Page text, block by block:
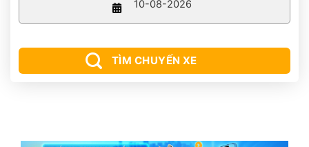
TÌM CHUYẾN XE